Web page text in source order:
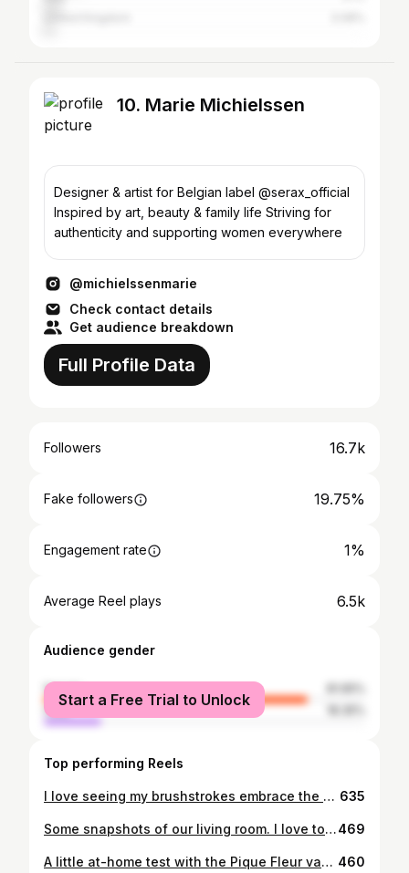
10. Marie Michielssen
Designer & artist for Belgian label @serax_official
Inspired by art, beauty & family life Striving for
authenticity and supporting women everywhere
@michielssenmarie
Check contact details
Get audience breakdown
Full Profile Data
Followers 16.7k
Fake followers 19.75%
Engagement rate 1%
Average Reel plays 6.5k
Audience gender
female
male
Start a Free Trial to Unlock
Top performing Reels
I love seeing my brushstrokes embrace the flowers. Sophia for @serax_official is hand-shaped and hand-painted. #mariemichielssen #bluesophia #serax #vase #interiorstyling 635
Some snapshots of our living room. I love to mix design objects with everyday pieces. @serax_official is always part of that story, bringing warmth, texture and character into the room. 🤍 #michielsenmarie #homedecor #interiordesign469
A little at-home test with the Pique Fleur vase I designed for @serax_official, launching later this year! 🌿 Each arrangement gives it a new character, can’t wait for you to see it! 🪴💐 460